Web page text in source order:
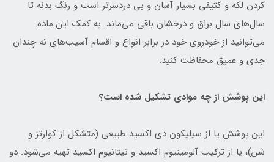
کردن لکه و کثیفی بسیار آسان و بی دردسرتر است و رنگ بدنه تا
سال‌های سال براق و درخشان باقی می‌ماند. به کمک این ماده
می‌توانید از خودروی خود در برابر انواع و اقسام آسیب‌های نه چندان
جدی و عمیق محفاظت کنید.
این پوشش از چه موادی تشکیل شده است؟
این پوشش یا از سیلیکون دی اکسید طبیعی (متشکل از کوارتز و
شن)، یا از ترکیب آلومینیوم اکسید و تیتانیوم اکسید تهیه می‌شود. دو